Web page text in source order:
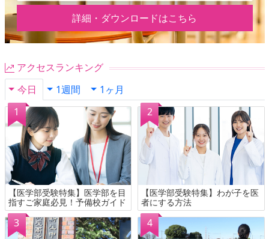
詳細・ダウンロードはこちら
アクセスランキング
今日
1週間 1ヶ月
【医学部受験特集】医学部を目
指すご家庭必見！予備校ガイド
【医学部受験特集】わが子を医
者にする方法